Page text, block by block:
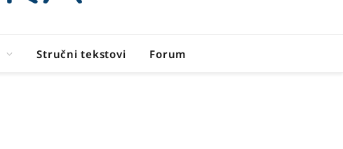
Stručni tekstovi Forum